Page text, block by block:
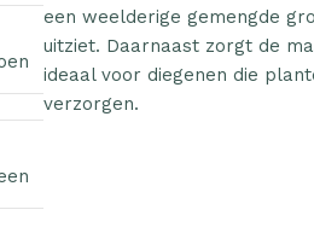
een weelderige gemengde
uitziet. Daarnaast zorgt de
ideaal voor diegenen die
verzorgen.